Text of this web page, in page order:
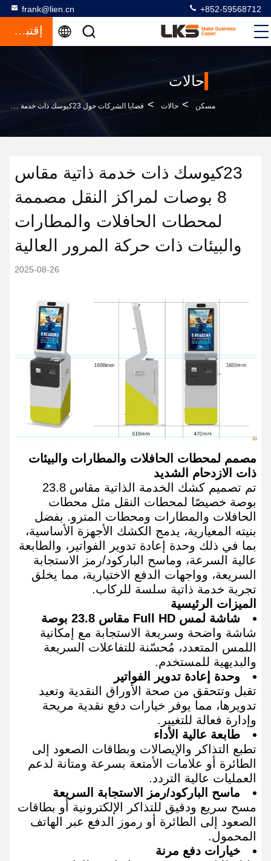
frank@lien.cn +852-59568712
إقتباس
حالات
مسكن > حالات > قضايا الشركات حول 23كيوسك ذات خدمة ذاتية مقاس 8 بوصات لمراكز النقل مصممة لمحطات الحافلات والمطارات والبيئات ذات حركة المرور العالية
23كيوسك ذات خدمة ذاتية مقاس
8 بوصات لمراكز النقل مصممة
لمحطات الحافلات والمطارات
والبيئات ذات حركة المرور العالية
2025-08-26
مصمم لمحطات الحافلات والمطارات والبيئات
ذات الازدحام الشديد
تم تصميم كشك الخدمة الذاتية مقاس 23.8
بوصة خصيصًا لمحطات النقل مثل محطات
الحافلات والمطارات ومحطات المترو. بفضل
بنيته المعيارية، يدمج الكشك الأجهزة الأساسية،
بما في ذلك وحدة إعادة تدوير الفواتير، والطابعة
عالية السرعة، وماسح الباركود/رمز الاستجابة
السريعة، وواجهات الدفع الاختيارية، مما يخلق
تجربة خدمة ذاتية سلسة للركاب.
الميزات الرئيسية
شاشة لمس Full HD مقاس 23.8 بوصة
شاشة واضحة وسريعة الاستجابة مع إمكانية
اللمس المتعدد، مُحسّنة للتفاعلات السريعة
والبديهية للمستخدم.
وحدة إعادة تدوير الفواتير
تقبل وتتحقق من صحة الأوراق النقدية وتعيد
تدويرها، مما يوفر خيارات دفع نقدية مريحة
وإدارة فعالة للتغيير.
طابعة عالية الأداء
تطبع التذاكر والإيصالات وبطاقات الصعود إلى
الطائرة أو علامات الأمتعة بسرعة ومتانة لدعم
العمليات عالية التردد.
ماسح الباركود/رمز الاستجابة السريعة
مسح سريع ودقيق للتذاكر الإلكترونية أو بطاقات
الصعود إلى الطائرة أو رموز الدفع عبر الهاتف
المحمول.
خيارات دفع مرنة